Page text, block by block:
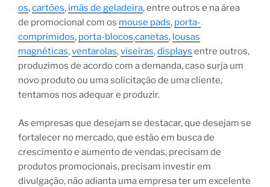
os,cartões, imãs de geladeira, entre outros e na área
de promocional com os mouse pads, porta-
comprimidos, porta-blocos,canetas, lousas
magnéticas,ventarolas,viseiras,displays entre outros,
produzimos de acordo com a demanda, caso surja um
novo produto ou uma solicitação de uma cliente,
tentamos nos adequar e produzir.
As empresas que desejam se destacar, que desejam se
fortalecer no mercado, que estão em busca de
crescimento e aumento de vendas, precisam de
produtos promocionais, precisam investir em
divulgação, não adianta uma empresa ter um excelente